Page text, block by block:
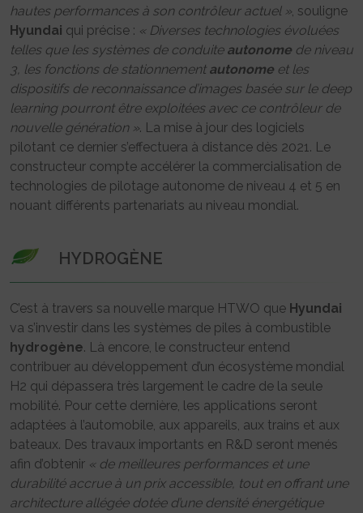
hautes performances à son contrôleur actuel » , souligne
Hyundai qui précise : « Diverses technologies évoluées
telles que les systèmes de conduite autonome de niveau
3, les fonctions de stationnement autonome et les
dispositifs de reconnaissance d’images basée sur le deep
learning pourront être exploitées avec ce contrôleur de
nouvelle génération ». La mise à jour des logiciels
pilotant ce dernier s’effectuera à distance dès 2021. Le
constructeur compte accélérer la commercialisation de
technologies de pilotage autonome de niveau 4 et 5 en
nouant différents partenariats au niveau mondial.
HYDROGÈNE
C’est à travers sa nouvelle marque HTWO que Hyundai
va s’investir dans les systèmes de piles à combustible
hydrogène. Là encore, le constructeur entend
contribuer au développement d’un écosystème mondial
H2 qui dépassera très largement le cadre de la seule
mobilité. Pour cette dernière, les applications seront
adaptées à l’automobile, aux appareils, aux trains et aux
bateaux. Des travaux importants en R&D seront menés
afin d’obtenir « de meilleures performances et une
durabilité accrue à un prix accessible, tout en offrant une
architecture allégée dotée d’une densité énergétique